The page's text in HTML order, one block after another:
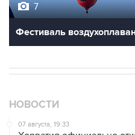
7
Фестиваль
НОВОСТИ
07 августа, 19:33